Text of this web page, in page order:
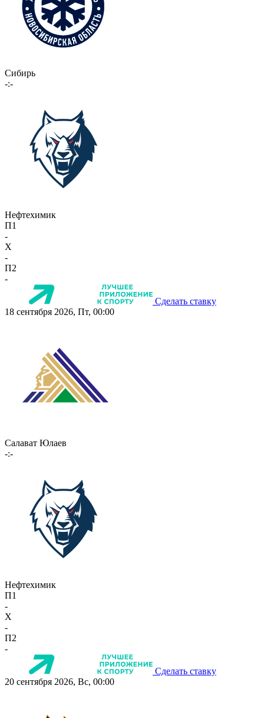
Сибирь
-:-
Нефтехимик
П1
-
X
-
П2
-
Сделать ставку
18 сентября 2026, Пт, 00:00
Салават Юлаев
-:-
Нефтехимик
П1
-
X
-
П2
-
Сделать ставку
20 сентября 2026, Вс, 00:00